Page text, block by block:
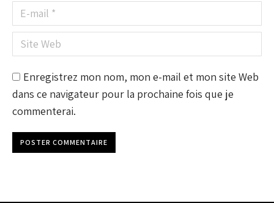
E-mail *
Site Web
Enregistrez mon nom, mon e-mail et mon site Web
dans ce navigateur pour la prochaine fois que je
commenterai.
POSTER COMMENTAIRE